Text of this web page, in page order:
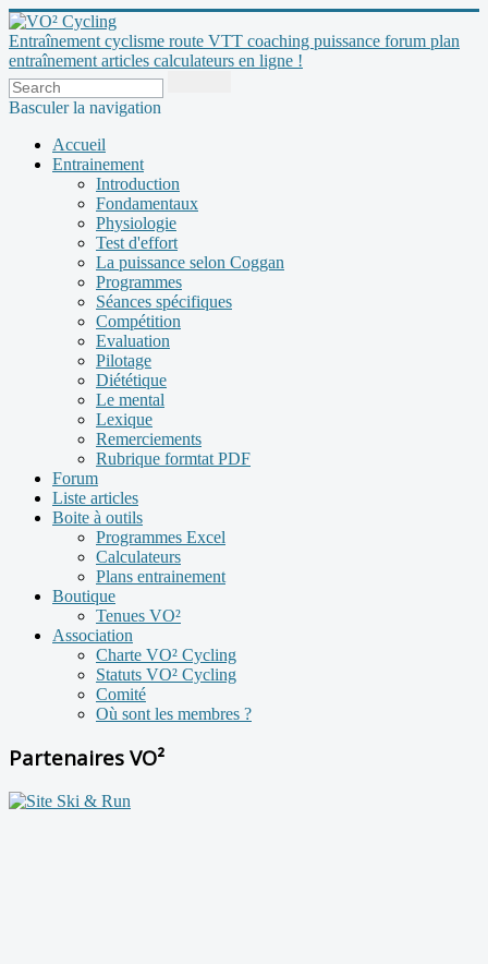
Entraînement cyclisme route VTT coaching puissance forum plan
entraînement articles calculateurs en ligne !
Basculer la navigation
Accueil
Entrainement
Introduction
Fondamentaux
Physiologie
Test d'effort
La puissance selon Coggan
Programmes
Séances spécifiques
Compétition
Evaluation
Pilotage
Diététique
Le mental
Lexique
Remerciements
Rubrique formtat PDF
Forum
Liste articles
Boite à outils
Programmes Excel
Calculateurs
Plans entrainement
Boutique
Tenues VO²
Association
Charte VO² Cycling
Statuts VO² Cycling
Comité
Où sont les membres ?
Partenaires VO²